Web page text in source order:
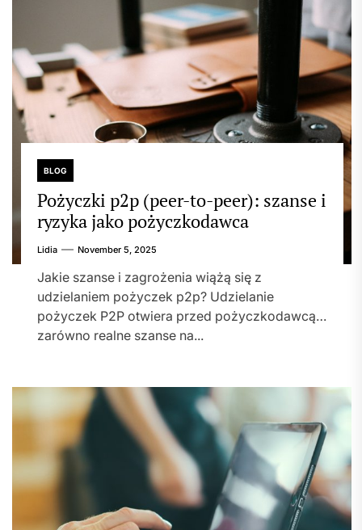
BLOG
Pożyczki p2p (peer-to-peer): szanse i
ryzyka jako pożyczkodawca
Lidia November 5, 2025
Jakie szanse i zagrożenia wiążą się z
udzielaniem pożyczek p2p? Udzielanie
pożyczek P2P otwiera przed pożyczkodawcą
zarówno realne szanse na...